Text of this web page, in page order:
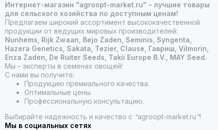
Интернет-магазин "agroopt-market.ru" – лучшие товары
для сельского хозяйства по доступным ценам!
Предлагаем широкий ассортимент высококачественной
продукции от ведущих мировых производителей:
Nunhems, Rijk Zwaan, Bejo Zaden, Seminis, Syngenta,
Hazera Genetics, Sakata, Tezier, Clause, Гавриш, Vilmorin,
Enza Zaden, De Ruiter Seeds, Takii Europe B.V., MAY Seed.
Мы – эксперты в семенах овощей!
С нами вы получите:
Продукцию премиального качества.
Оптимальные цены.
Профессиональную консультацию.
Выбирайте надежность и качество с "agroopt-market.ru "!
Мы в социальных сетях